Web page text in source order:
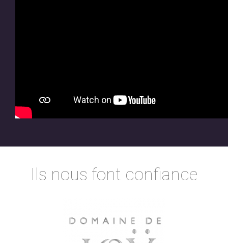
Ils nous font confiance